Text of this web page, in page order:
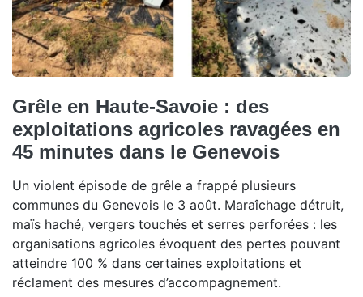
Grêle en Haute-Savoie : des
exploitations agricoles ravagées en
45 minutes dans le Genevois
Un violent épisode de grêle a frappé plusieurs
communes du Genevois le 3 août. Maraîchage détruit,
maïs haché, vergers touchés et serres perforées : les
organisations agricoles évoquent des pertes pouvant
atteindre 100 % dans certaines exploitations et
réclament des mesures d’accompagnement.